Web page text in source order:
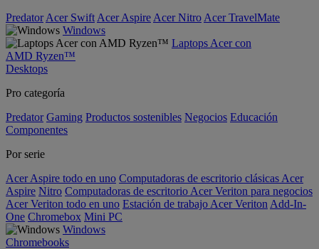
Predator Acer Swift Acer Aspire Acer Nitro Acer TravelMate
Windows
Laptops Acer con
AMD Ryzen™
Desktops
Pro categoría
Predator Gaming Productos sostenibles Negocios Educación
Componentes
Por serie
Acer Aspire todo en uno Computadoras de escritorio clásicas Acer
Aspire Nitro Computadoras de escritorio Acer Veriton para negocios
Acer Veriton todo en uno Estación de trabajo Acer Veriton Add-In-
One Chromebox Mini PC
Windows
Chromebooks